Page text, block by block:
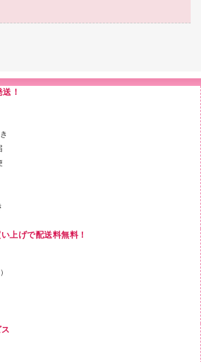
差替式）
固定式）
穴インデックス
プ
ペンケース
ックスタンド
計用品
（食品・飲料）
食品・飲料・食添製品）
！
上げで配送料無料！